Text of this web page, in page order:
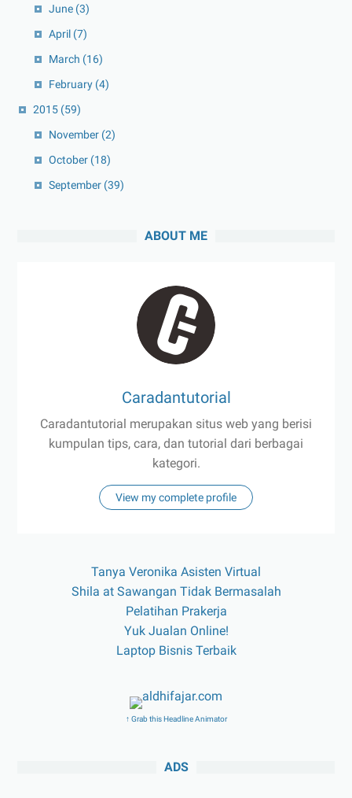
June (3)
April (7)
March (16)
February (4)
2015 (59)
November (2)
October (18)
September (39)
ABOUT ME
Caradantutorial
Caradantutorial merupakan situs web yang berisi
kumpulan tips, cara, dan tutorial dari berbagai
kategori.
View my complete profile
Tanya Veronika Asisten Virtual
Shila at Sawangan Tidak Bermasalah
Pelatihan Prakerja
Yuk Jualan Online!
Laptop Bisnis Terbaik
↑ Grab this Headline Animator
ADS